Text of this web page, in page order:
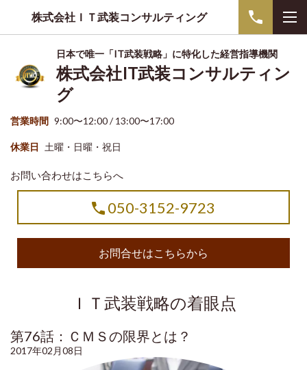
株式会社ＩＴ武装コンサルティング
日本で唯一「IT武装戦略」に特化した経営指導機関
株式会社IT武装コンサルティン
グ
営業時間 9:00〜12:00 / 13:00〜17:00
休業日 土曜・日曜・祝日
お問い合わせはこちらへ
050-3152-9723
お問合せはこちらから
ＩＴ武装戦略の着眼点
第76話：ＣＭＳの限界とは？
2017年02月08日